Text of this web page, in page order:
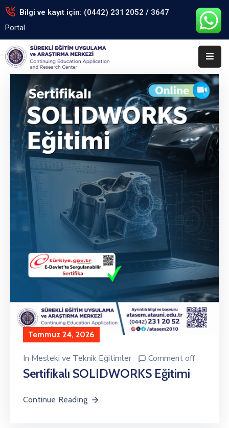
Bilgi ve kayıt için: (0442) 231 2052 / 3647
Portal
Anasayfa
Kurumsal
Eğitimler
Arşiv
Formlar
Portal
İletişim
Temmuz 24, 2026
In Mesleki ve Teknik Eğitimler Comment off
Sertifikalı SOLIDWORKS Eğitimi
Continue Reading